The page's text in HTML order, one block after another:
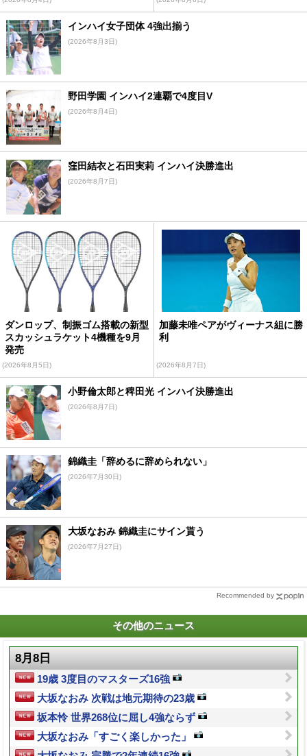
インハイ女子団体 4強出揃う
(2026年8月3日)
野田学園 インハイ2連覇で4度目V
(2026年8月4日)
窪田結衣と石田実莉 インハイ決勝進出
(2026年8月7日)
ダンロップ、制振ゴム搭載の新型
スカッシュラケット4機種を9月
発売
(2026年8月5日)
加藤未唯ペアがヴィーナス組に勝
利
(2026年8月7日)
小野倫太郎と稗田光 インハイ決勝進出
(2026年8月7日)
錦織圭「辞めるに辞められない」
(2026年7月30日)
大坂なおみ 錦織圭にサイン貰う
(2026年7月27日)
Recommended by
その他のニュース
8月8日
19歳 3度目のマスターズ16強
大坂なおみ 次戦は地元期待の23歳
坂本怜 世界268位に屈し4強ならず
大坂なおみ「すごく楽しかった」